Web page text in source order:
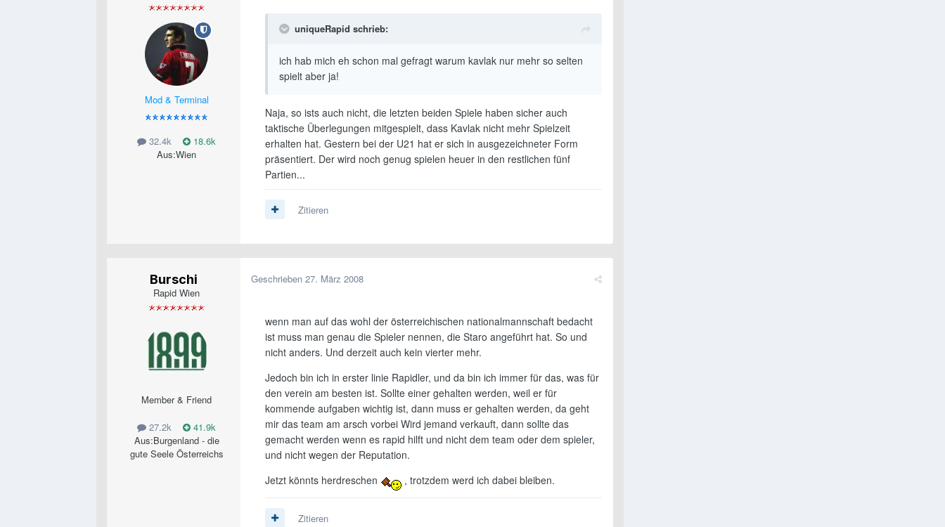
Mod & Terminal
32.4k
18.6k
Aus:Wien
uniqueRapid schrieb:
ich hab mich eh schon mal gefragt warum kavlak nur mehr so selten
spielt aber ja!
Naja, so ists auch nicht, die letzten beiden Spiele haben sicher auch
taktische Überlegungen mitgespielt, dass Kavlak nicht mehr Spielzeit
erhalten hat. Gestern bei der U21 hat er sich in ausgezeichneter Form
präsentiert. Der wird noch genug spielen heuer in den restlichen fünf
Partien...
Zitieren
Burschi
Rapid Wien
Member & Friend
27.2k
41.9k
Aus:Burgenland - die
gute Seele Österreichs
Geschrieben 27. März 2008
wenn man auf das wohl der österreichischen nationalmannschaft bedacht
ist muss man genau die Spieler nennen, die Staro angeführt hat. So und
nicht anders. Und derzeit auch kein vierter mehr.
Jedoch bin ich in erster linie Rapidler, und da bin ich immer für das, was für
den verein am besten ist. Sollte einer gehalten werden, weil er für
kommende aufgaben wichtig ist, dann muss er gehalten werden, da geht
mir das team am arsch vorbei Wird jemand verkauft, dann sollte das
gemacht werden wenn es rapid hilft und nicht dem team oder dem spieler,
und nicht wegen der Reputation.
Jetzt könnts herdreschen
, trotzdem werd ich dabei bleiben.
Zitieren